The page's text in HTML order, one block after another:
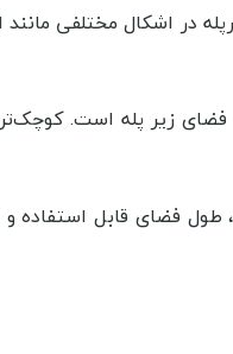
در اشکال مختلفی
فضای زیر پله است.
طول فضای قابل